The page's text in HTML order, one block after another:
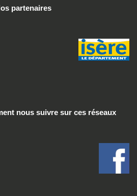
partenaires
nous suivre sur ces réseaux